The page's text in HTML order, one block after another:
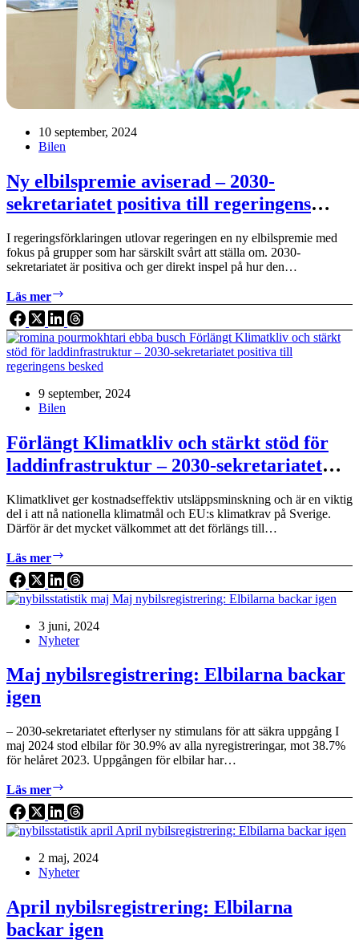
10 september, 2024
Bilen
Ny elbilspremie aviserad – 2030-
sekretariatet positiva till regeringens
I regeringsförklaringen utlovar regeringen en ny elbilspremie med
fokus på grupper som har särskilt svårt att ställa om. 2030-
sekretariatet är positiva och ger direkt inspel på hur den…
Läs mer
elbilspremie
aviserad
–
2030-
sekretariatet
till
regeringens
9 september, 2024
Bilen
Förlängt Klimatkliv och stärkt stöd för
laddinfrastruktur – 2030-sekretariatet
Klimatklivet ger kostnadseffektiv utsläppsminskning och är en viktig
del i att nå nationella klimatmål och EU:s klimatkrav på Sverige.
Därför är det mycket välkommet att det förlängs till…
Läs mer
Klimatkliv
och
stärkt
för
laddinfrastruktur
2030-
sekretariatet
regeringens
besked
3 juni, 2024
Nyheter
Maj nybilsregistrering: Elbilarna backar
igen
– 2030-sekretariatet efterlyser ny stimulans för att säkra uppgång I
maj 2024 stod elbilar för 30.9% av alla nyregistreringar, mot 38.7%
för helåret 2023. Uppgången för elbilar har…
Läs mer
nybilsregistrering:
Elbilarna
backar
2 maj, 2024
Nyheter
April nybilsregistrering: Elbilarna
backar igen